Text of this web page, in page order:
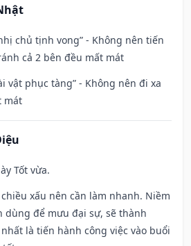
chủ tịnh vong” - Không nên tiến
cả 2 bên đều mất mát
vật phục tàng” - Không nên đi xa
mát
Tốt vừa.
xấu nên cần làm nhanh. Niềm
dùng để mưu đại sự, sẽ thành
là tiến hành công việc vào buổi